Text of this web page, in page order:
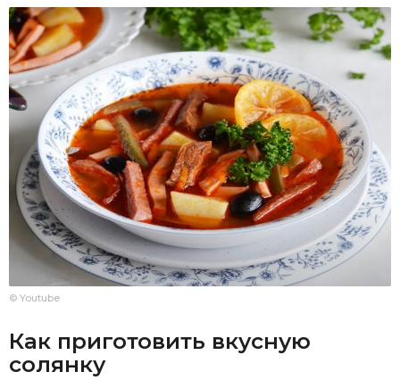
© Youtube
Как приготовить вкусную
солянку